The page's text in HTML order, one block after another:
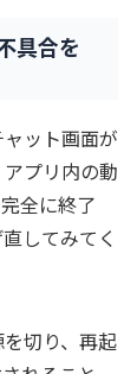
具合を
ット画面が
プリ内の動
全に終了
してみてく
切り、再起